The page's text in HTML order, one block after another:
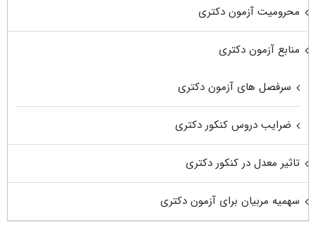
محرومیت آزمون دکتری
منابع آزمون دکتری
سرفصل های آزمون دکتری
ضرایب دروس کنکور دکتری
تاثیر معدل در کنکور دکتری
سهمیه مربیان برای آزمون دکتری